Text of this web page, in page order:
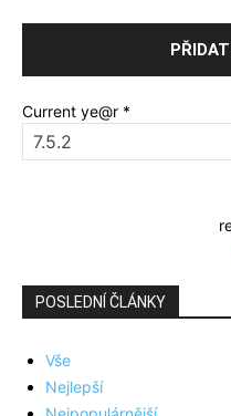
Current ye@r *
POSLEDNÍ ČLÁNKY
Vše
Nejlepší